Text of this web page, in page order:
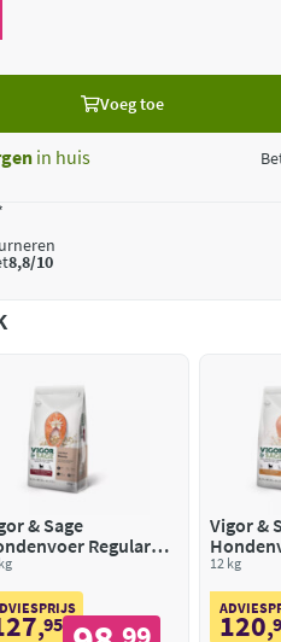
Voeg toe
in huis
8,8/10
& Sage
Regular
Root Beauty
,95
Vigor &
Actief
12 kg
120,